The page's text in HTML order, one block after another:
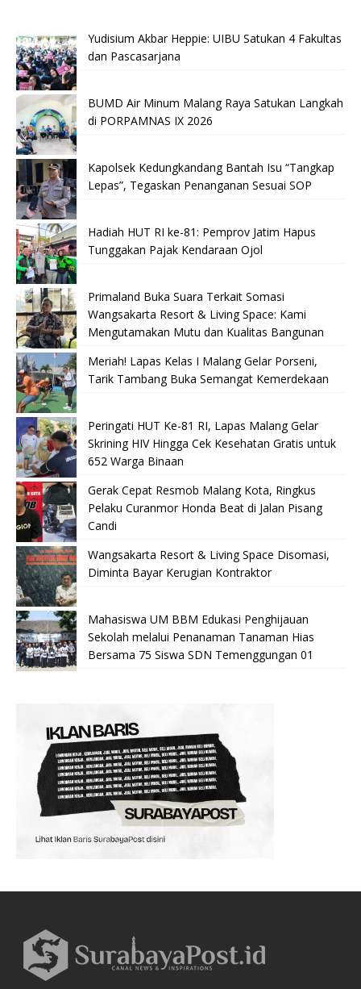
Yudisium Akbar Heppie: UIBU Satukan 4 Fakultas
dan Pascasarjana
BUMD Air Minum Malang Raya Satukan Langkah
di PORPAMNAS IX 2026
Kapolsek Kedungkandang Bantah Isu “Tangkap
Lepas”, Tegaskan Penanganan Sesuai SOP
Hadiah HUT RI ke-81: Pemprov Jatim Hapus
Tunggakan Pajak Kendaraan Ojol
Primaland Buka Suara Terkait Somasi
Wangsakarta Resort & Living Space: Kami
Mengutamakan Mutu dan Kualitas Bangunan
Meriah! Lapas Kelas I Malang Gelar Porseni,
Tarik Tambang Buka Semangat Kemerdekaan
Peringati HUT Ke-81 RI, Lapas Malang Gelar
Skrining HIV Hingga Cek Kesehatan Gratis untuk
652 Warga Binaan
Gerak Cepat Resmob Malang Kota, Ringkus
Pelaku Curanmor Honda Beat di Jalan Pisang
Candi
Wangsakarta Resort & Living Space Disomasi,
Diminta Bayar Kerugian Kontraktor
Mahasiswa UM BBM Edukasi Penghijauan
Sekolah melalui Penanaman Tanaman Hias
Bersama 75 Siswa SDN Temenggungan 01